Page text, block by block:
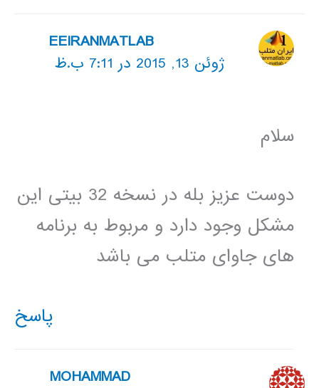
EEIRANMATLAB
ژوئن 13, 2015 در 7:11 ب.ظ
سلام
دوست عزیز بله در نسخه 32 بیتی این
مشکل وجود دارد و مربوط به برنامه
های جاوای متلب می باشد
پاسخ
MOHAMMAD